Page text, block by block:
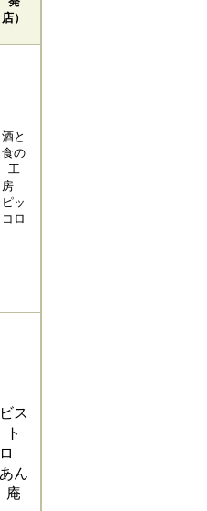
店）
酒と
食の
工
房
ピッ
コロ
ビス
ト
ロ
あん
庵